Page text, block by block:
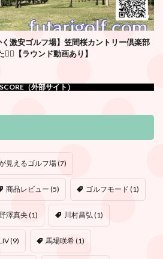
激安ゴルフ場】笠間桜カントリー倶楽部
🏌️‍♂️【ラウンド動画あり】
（外部サイト）
見えるゴルフ場(7)
商品レビュー (5) ゴルフモード (1)
澤真央(1) 川村昌弘 (1)
(9) 馬場咲希(1)